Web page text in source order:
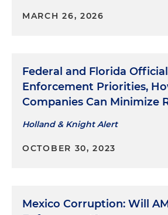
MARCH 26, 2026
Federal and Florida
Enforcement Priorities,
Companies Can Minimize
Holland & Knight Alert
OCTOBER 30, 2023
Mexico Corruption: Will